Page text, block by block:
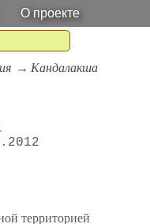
О проекте
Кандалакша
территорией